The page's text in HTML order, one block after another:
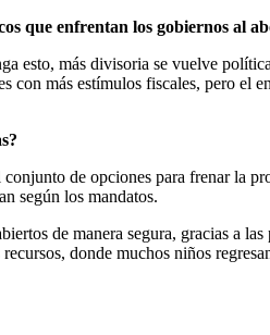
que enfrentan los gobiernos al
esto, más divisoria se vuelve
más estímulos fiscales, pero el
de opciones para frenar la
según los mandatos.
de manera segura, gracias a
donde muchos niños